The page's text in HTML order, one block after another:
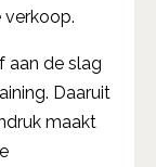
aan de slag
Daaruit
maakt